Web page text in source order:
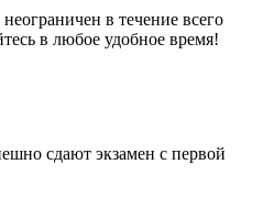
в течение всего
в любое удобное время!
сдают экзамен с первой